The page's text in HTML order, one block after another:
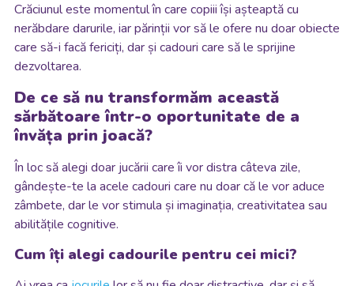
Crăciunul este momentul în care copiii își așteaptă cu
nerăbdare darurile, iar părinții vor să le ofere nu doar obiecte
care să-i facă fericiți, dar și cadouri care să le sprijine
dezvoltarea.
De ce să nu transformăm această
sărbătoare într-o oportunitate de a
învăța prin joacă?
În loc să alegi doar jucării care îi vor distra câteva zile,
gândește-te la acele cadouri care nu doar că le vor aduce
zâmbete, dar le vor stimula și imaginația, creativitatea sau
abilitățile cognitive.
Cum îți alegi cadourile pentru cei mici?